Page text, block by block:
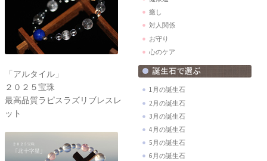
「アルタイル」
２０２５宝珠
最高品質ラピスラズリブレスレ
ット
癒し
対人関係
お守り
心のケア
1月の誕生石
2月の誕生石
3月の誕生石
4月の誕生石
5月の誕生石
6月の誕生石